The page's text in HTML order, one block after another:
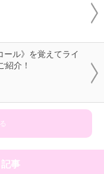
ル》を覚えてライ
紹介！
事